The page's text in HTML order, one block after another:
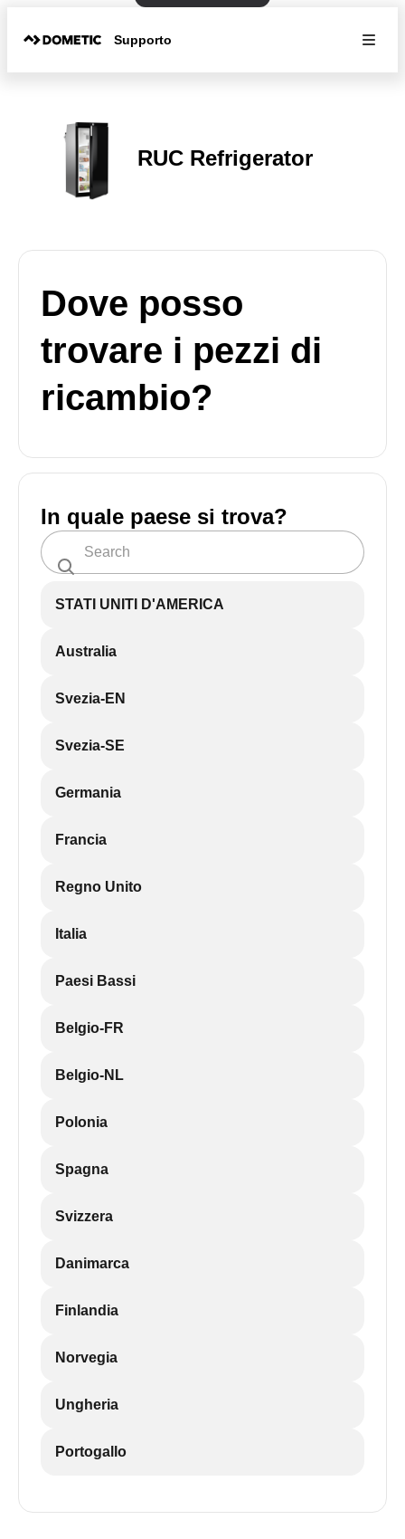
Supporto
RUC Refrigerator
Dove posso
trovare i pezzi di
ricambio?
In quale paese si trova?
STATI UNITI D'AMERICA
Australia
Svezia-EN
Svezia-SE
Germania
Francia
Regno Unito
Italia
Paesi Bassi
Belgio-FR
Belgio-NL
Polonia
Spagna
Svizzera
Danimarca
Finlandia
Norvegia
Ungheria
Portogallo